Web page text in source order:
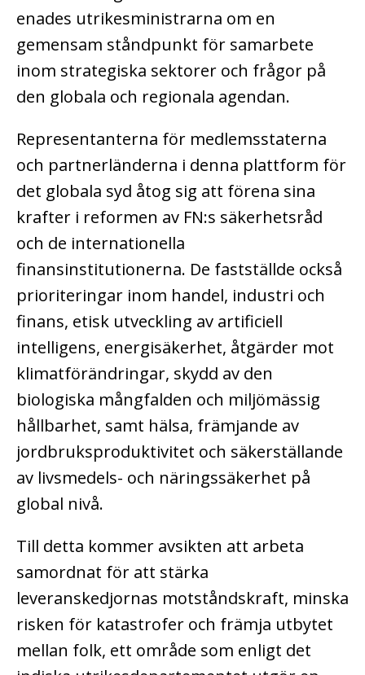
enades utrikesministrarna om en
gemensam ståndpunkt för samarbete
inom strategiska sektorer och frågor på
den globala och regionala agendan.
Representanterna för medlemsstaterna
och partnerländerna i denna plattform för
det globala syd åtog sig att förena sina
krafter i reformen av FN:s säkerhetsråd
och de internationella
finansinstitutionerna. De fastställde också
prioriteringar inom handel, industri och
finans, etisk utveckling av artificiell
intelligens, energisäkerhet, åtgärder mot
klimatförändringar, skydd av den
biologiska mångfalden och miljömässig
hållbarhet, samt hälsa, främjande av
jordbruksproduktivitet och säkerställande
av livsmedels- och näringssäkerhet på
global nivå.
Till detta kommer avsikten att arbeta
samordnat för att stärka
leveranskedjornas motståndskraft, minska
risken för katastrofer och främja utbytet
mellan folk, ett område som enligt det